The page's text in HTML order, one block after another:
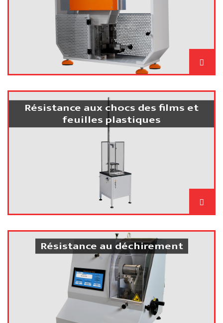
Résistance aux chocs des films et
feuilles plastiques
Résistance au déchirement